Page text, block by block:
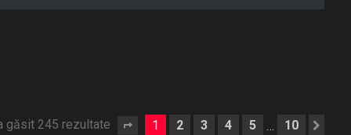
găsit 245 rezultate Pagina1 din 10
1 2 3 4 5 … 10